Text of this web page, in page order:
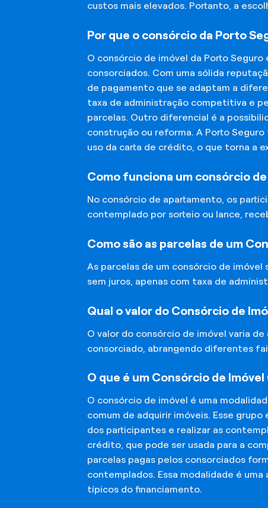
custos mais elevados. Portanto, a
Por que o consórcio da Porto
O consórcio de imóvel da Porto
consorciados. Com uma sólida
de pagamento que se adaptam a
taxa de administração competitiva e
parcelas. Outro diferencial é a
construção ou reforma. A Porto
uso da carta de crédito, o que torna a
Como funciona um consórcio
No consórcio de apartamento, os
contemplado por sorteio ou lance,
Como são as parcelas de um
As parcelas de um consórcio de
sem juros, apenas com taxa de
Qual o valor do Consórcio de
O valor do consórcio de imóvel varia
consorciado, abrangendo diferentes
O que é um Consórcio de
O consórcio de imóvel é uma
comum de adquirir imóveis. Esse
dos participantes e realizar as
crédito, que pode ser usada para a
parcelas pagas pelos consorciados
contemplados. Essa modalidade é
típicos do financiamento.